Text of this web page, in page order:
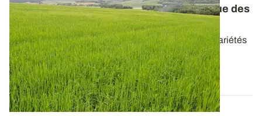
Orges d’hiver et de printemps : le catalogue des
variétés réactualisé
Retrouvez les caractéristiques de l’ensemble des variétés
d’orges disponibles en 2026...
20 AVR. 2026